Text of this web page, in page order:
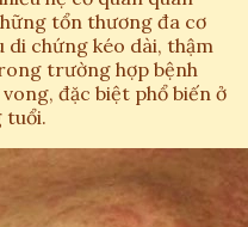
tổn thương đa cơ
di chứng kéo dài, thậm
trường hợp bệnh
đặc biệt phổ biến ở
tuổi.